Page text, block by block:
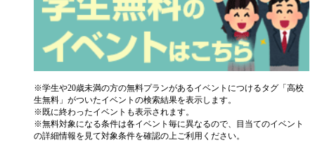
※学生や20歳未満の方の無料プランがあるイベントにつけるタグ「高校
生無料」がついたイベントの検索結果を表示します。
※既に終わったイベントも表示されます。
※無料対象になる条件は各イベント毎に異なるので、目当てのイベント
の詳細情報を見て対象条件を確認の上ご利用ください。